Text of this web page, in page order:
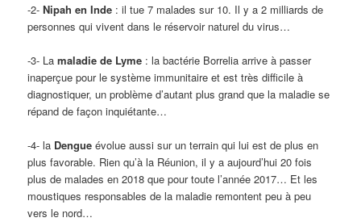
-2-Nipah en Inde : il tue 7 malades sur 10. Il y a 2 milliards de
personnes qui vivent dans le réservoir naturel du virus…
-3- Lamaladie de Lyme : la bactérie Borrelia arrive à passer
inaperçue pour le système immunitaire et est très difficile à
diagnostiquer, un problème d’autant plus grand que la maladie se
répand de façon inquiétante…
-4- la Dengue évolue aussi sur un terrain qui lui est de plus en
plus favorable. Rien qu’à la Réunion, il y a aujourd’hui 20 fois
plus de malades en 2018 que pour toute l’année 2017… Et les
moustiques responsables de la maladie remontent peu à peu
vers le nord…